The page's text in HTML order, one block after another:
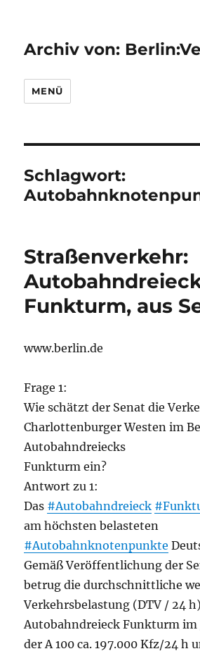
Archiv von:
MENÜ
Schlagwort:
Straßenverkehr:
Funkturm, aus
www.berlin.de
Frage 1:
Wie schätzt der Senat die
Charlottenburger Westen im
Autobahndreiecks
Funkturm ein?
Antwort zu 1:
Das #Autobahndreieck
am höchsten belasteten
#Autobahnknotenpunkte
Gemäß Veröffentlichung der
betrug die durchschnittliche
Verkehrsbelastung (DTV / 24
Autobahndreieck Funkturm im
der A 100 ca. 197.000 Kfz/24 h